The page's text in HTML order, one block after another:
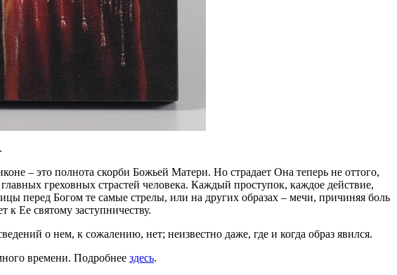
– это полнота скорби Божьей Матери. Но страдает Она теперь не оттого,
греховных страстей человека. Каждый проступок, каждое действие,
перед Богом те самые стрелы, или на других образах – мечи, причиняя боль
Ее святому заступничеству.
о нем, к сожалению, нет; неизвестно даже, где и когда образ явился.
времени. Подробнее здесь.